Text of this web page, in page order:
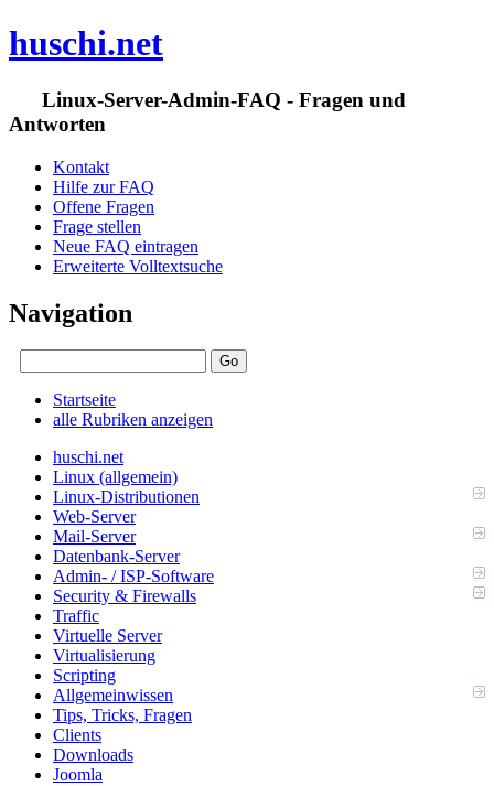
huschi.net
Linux-Server-Admin-FAQ - Fragen und
Antworten
Kontakt
Hilfe zur FAQ
Offene Fragen
Frage stellen
Neue FAQ eintragen
Erweiterte Volltextsuche
Navigation
Startseite
alle Rubriken anzeigen
huschi.net
Linux (allgemein)
Linux-Distributionen
Web-Server
Mail-Server
Datenbank-Server
Admin- / ISP-Software
Security & Firewalls
Traffic
Virtuelle Server
Virtualisierung
Scripting
Allgemeinwissen
Tips, Tricks, Fragen
Clients
Downloads
Joomla